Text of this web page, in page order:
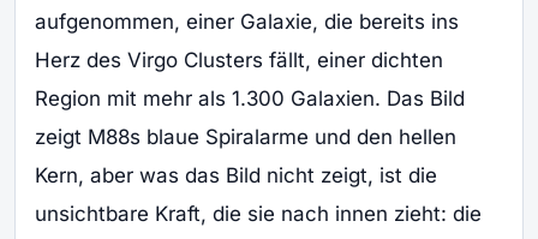
aufgenommen, einer Galaxie, die bereits ins
Herz des Virgo Clusters fällt, einer dichten
Region mit mehr als 1.300 Galaxien. Das Bild
zeigt M88s blaue Spiralarme und den hellen
Kern, aber was das Bild nicht zeigt, ist die
unsichtbare Kraft, die sie nach innen zieht: die